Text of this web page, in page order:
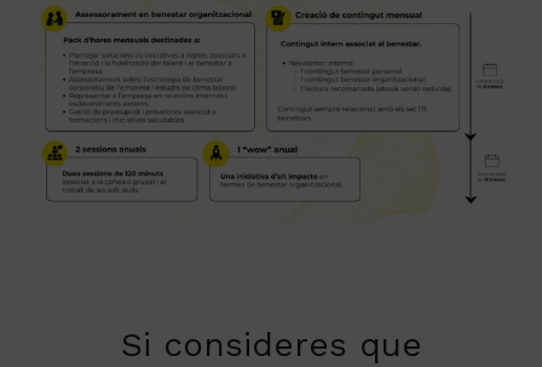
Si consideres que